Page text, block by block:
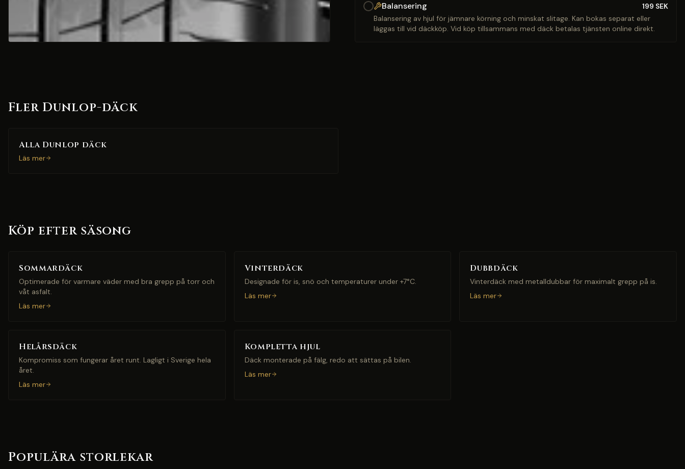
Balansering 199 SEK
Balansering av hjul för jämnare körning och minskat slitage. Kan bokas separat eller
läggas till vid däckköp. Vid köp tillsammans med däck betalas tjänsten online direkt.
Fler Dunlop-däck
Alla Dunlop däck
Läs mer
Köp efter säsong
Sommardäck
Optimerade för varmare väder med bra grepp på torr och
våt asfalt.
Läs mer
Vinterdäck
Designade för is, snö och temperaturer under +7°C.
Läs mer
Dubbdäck
Vinterdäck med metalldubbar för maximalt grepp på is.
Läs mer
Helårsdäck
Kompromiss som fungerar året runt. Lagligt i Sverige hela
året.
Läs mer
Kompletta hjul
Däck monterade på fälg, redo att sättas på bilen.
Läs mer
Populära storlekar